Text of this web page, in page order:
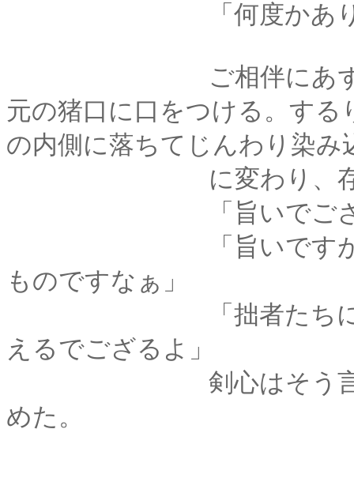
「何度かありますが
ご相伴にあずかりま
元の猪口に口をつける。す
の内側に落ちてじんわり染み
に変わり、存在を
「旨いでござる
「旨いですが･･････
ものですなぁ」
「拙者たちにとって
えるでござるよ」
剣心はそう言って笑
めた。